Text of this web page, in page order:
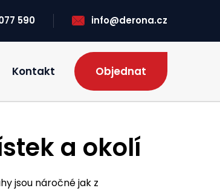
590 info@derona.cz
Kontakt Objednat
a okolí
jsou náročné jak z